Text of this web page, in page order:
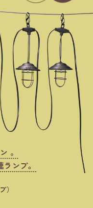
。
ンプ。
）